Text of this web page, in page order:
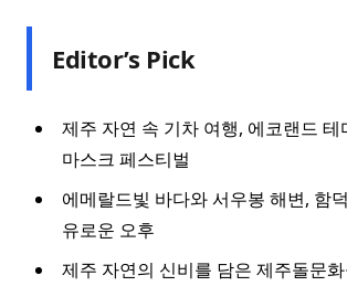
Editor’s Pick
제주 자연 속 기차 여행, 에코랜드 테
마스크 페스티벌
에메랄드빛 바다와 서우봉 해변, 함
유로운 오후
제주 자연의 신비를 담은 제주돌문